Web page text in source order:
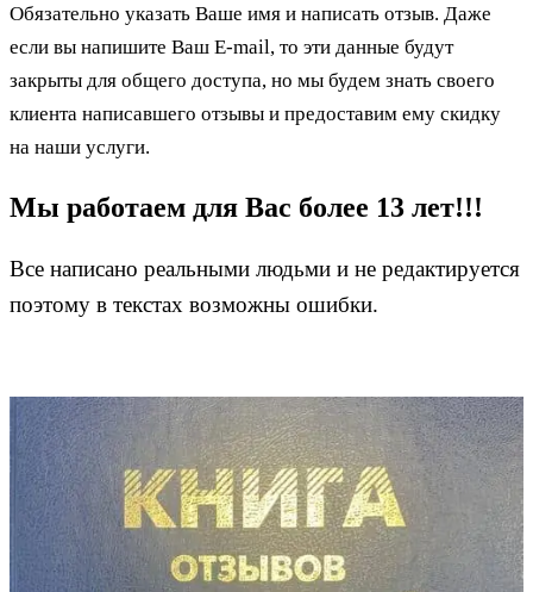
Обязательно указать Ваше имя и написать отзыв. Даже
если вы напишите Ваш E-mail, то эти данные будут
закрыты для общего доступа, но мы будем знать своего
клиента написавшего отзывы и предоставим ему скидку
на наши услуги.
Мы работаем для Вас более 13 лет!!!
Все написано реальными людьми и не редактируется
поэтому в текстах возможны ошибки.